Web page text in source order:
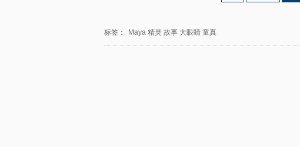
标签： Maya 精灵 故事 大眼睛 童真